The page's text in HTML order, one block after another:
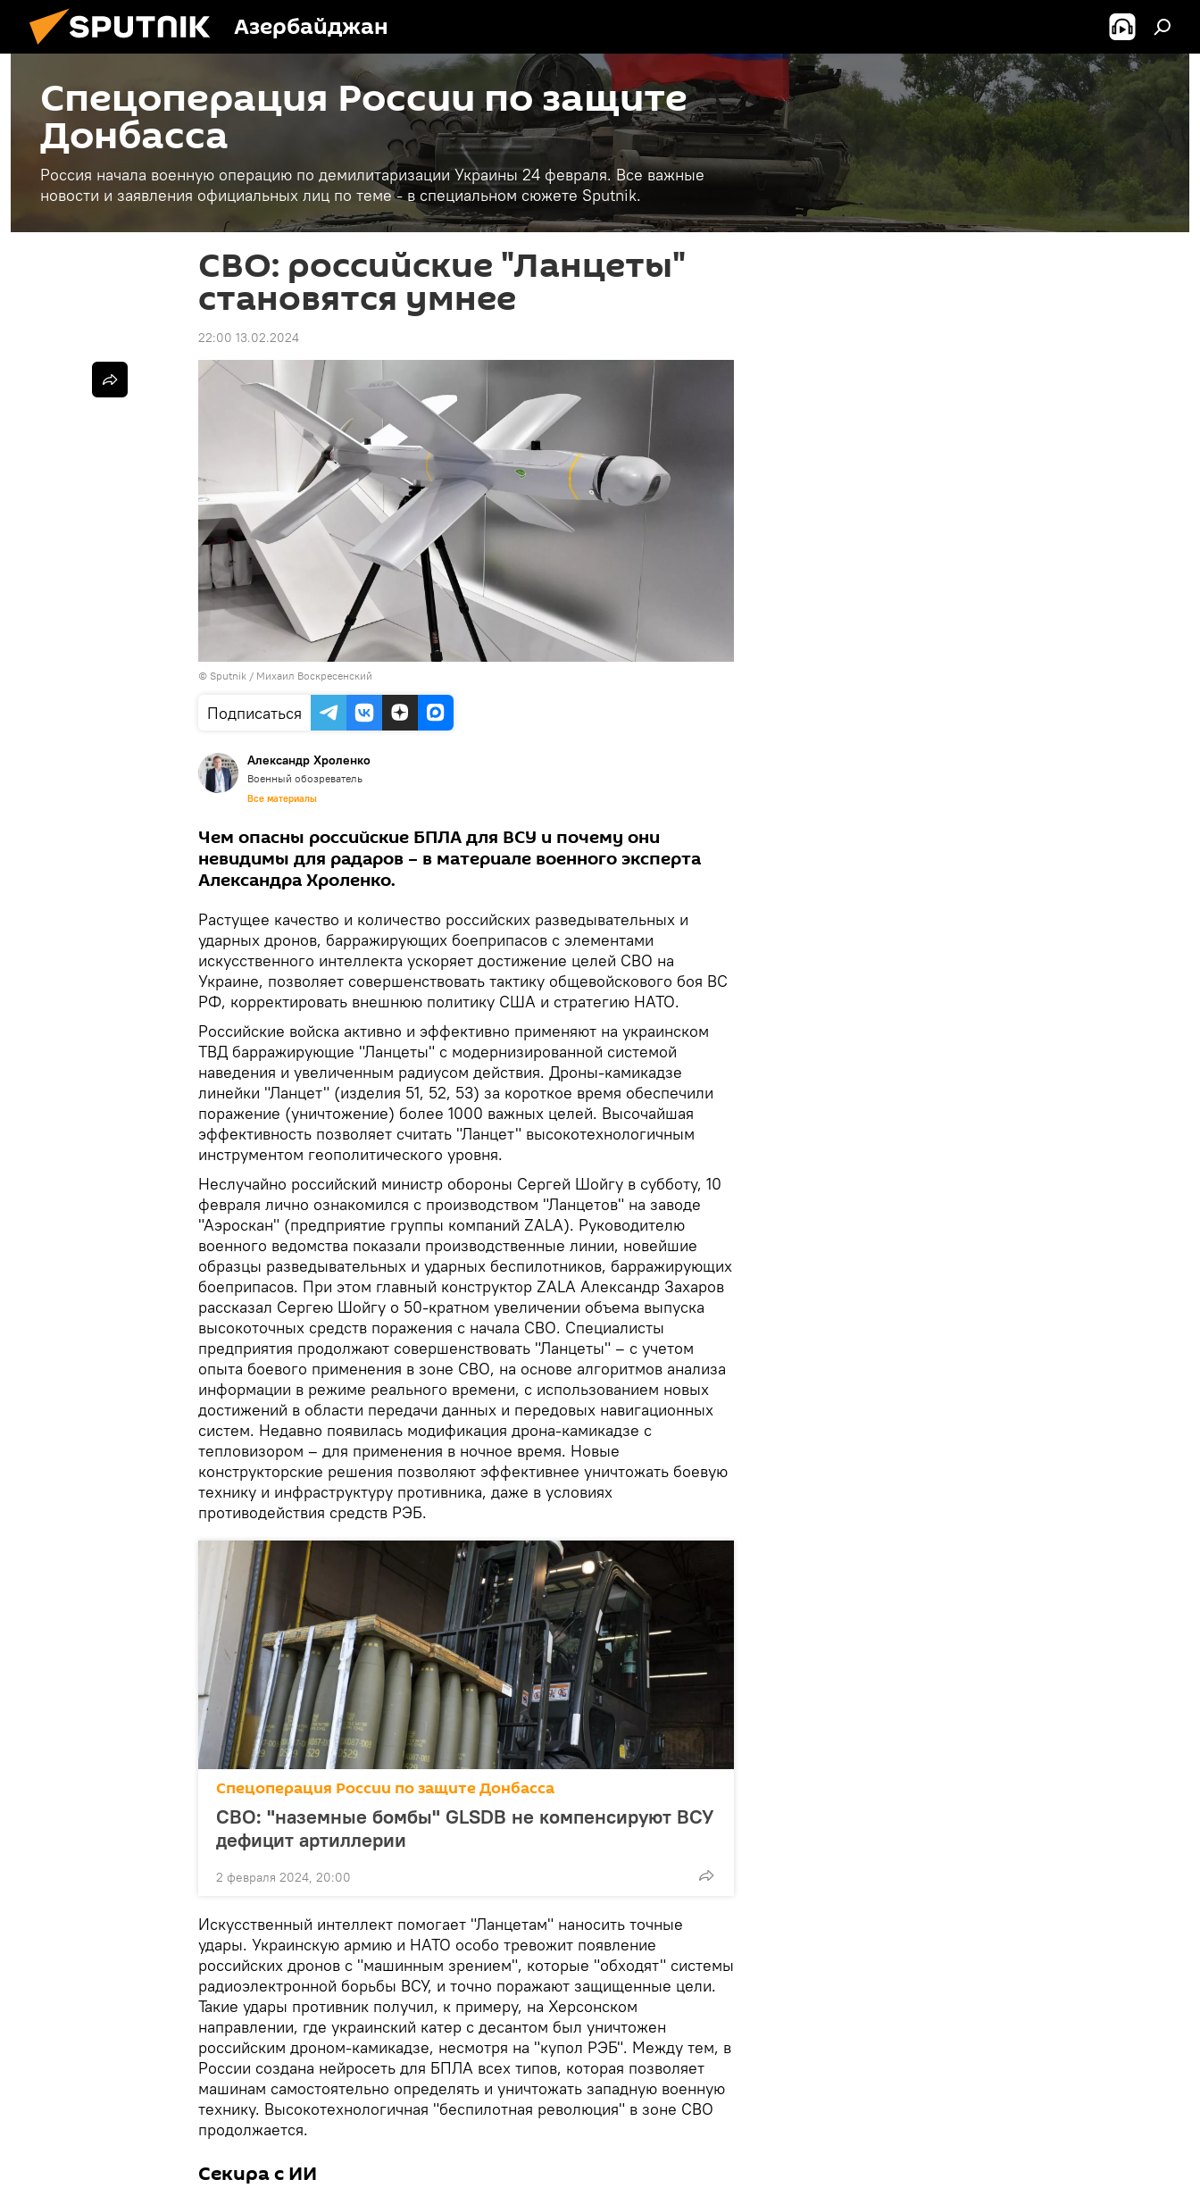
Азербайджан
Спецоперация России по защите
Донбасса
Россия начала военную операцию по демилитаризации Украины 24 февраля. Все важные
новости и заявления официальных лиц по теме - в специальном сюжете Sputnik.
СВО: российские "Ланцеты"
становятся умнее
22:00 13.02.2024
© Sputnik / Михаил Воскресенский
Подписаться
Александр Хроленко
Военный обозреватель
Все материалы
Чем опасны российские БПЛА для ВСУ и почему они
невидимы для радаров – в материале военного эксперта
Александра Хроленко.
Растущее качество и количество российских разведывательных и
ударных дронов, барражирующих боеприпасов с элементами
искусственного интеллекта ускоряет достижение целей СВО на
Украине, позволяет совершенствовать тактику общевойскового боя ВС
РФ, корректировать внешнюю политику США и стратегию НАТО.
Российские войска активно и эффективно применяют на украинском
ТВД барражирующие "Ланцеты" с модернизированной системой
наведения и увеличенным радиусом действия. Дроны-камикадзе
линейки "Ланцет" (изделия 51, 52, 53) за короткое время обеспечили
поражение (уничтожение) более 1000 важных целей. Высочайшая
эффективность позволяет считать "Ланцет" высокотехнологичным
инструментом геополитического уровня.
Неслучайно российский министр обороны Сергей Шойгу в субботу, 10
февраля лично ознакомился с производством "Ланцетов" на заводе
"Аэроскан" (предприятие группы компаний ZALA). Руководителю
военного ведомства показали производственные линии, новейшие
образцы разведывательных и ударных беспилотников, барражирующих
боеприпасов. При этом главный конструктор ZALA Александр Захаров
рассказал Сергею Шойгу о 50-кратном увеличении объема выпуска
высокоточных средств поражения с начала СВО. Специалисты
предприятия продолжают совершенствовать "Ланцеты" – с учетом
опыта боевого применения в зоне СВО, на основе алгоритмов анализа
информации в режиме реального времени, с использованием новых
достижений в области передачи данных и передовых навигационных
систем. Недавно появилась модификация дрона-камикадзе с
тепловизором – для применения в ночное время. Новые
конструкторские решения позволяют эффективнее уничтожать боевую
технику и инфраструктуру противника, даже в условиях
противодействия средств РЭБ.
Спецоперация России по защите Донбасса
СВО: "наземные бомбы" GLSDB не компенсируют ВСУ
дефицит артиллерии
2 февраля 2024, 20:00
Искусственный интеллект помогает "Ланцетам" наносить точные
удары. Украинскую армию и НАТО особо тревожит появление
российских дронов с "машинным зрением", которые "обходят" системы
радиоэлектронной борьбы ВСУ, и точно поражают защищенные цели.
Такие удары противник получил, к примеру, на Херсонском
направлении, где украинский катер с десантом был уничтожен
российским дроном-камикадзе, несмотря на "купол РЭБ". Между тем, в
России создана нейросеть для БПЛА всех типов, которая позволяет
машинам самостоятельно определять и уничтожать западную военную
технику. Высокотехнологичная "беспилотная революция" в зоне СВО
продолжается.
Секира с ИИ